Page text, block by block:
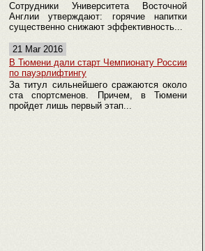
Сотрудники Университета Восточной
Англии утверждают: горячие напитки
существенно снижают эффективность...
21 Mar 2016
В Тюмени дали старт Чемпионату России
по пауэрлифтингу
За титул сильнейшего сражаются около
ста спортсменов. Причем, в Тюмени
пройдет лишь первый этап...